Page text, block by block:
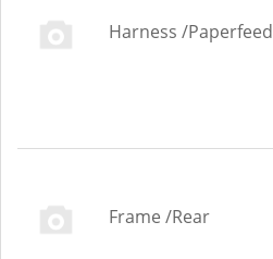
Harness /Paperfeed
Frame /Rear